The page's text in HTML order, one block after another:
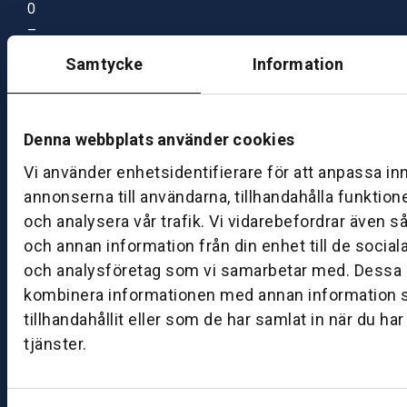
Samtycke Information
Denna webbplats använder cookies
Vi använder enhetsidentifierare för att anpassa
annonserna till användarna, tillhandahålla
och analysera vår trafik. Vi vidarebefordrar även
och annan information från din enhet till de
och analysföretag som vi samarbetar med. Dessa
kombinera informationen med annan information
tillhandahållit eller som de har samlat in när du
tjänster.
0
–
0
B
ut
ik
S
k
d
e
B